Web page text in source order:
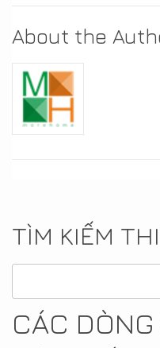
About the
TÌM KIẾM
CÁC